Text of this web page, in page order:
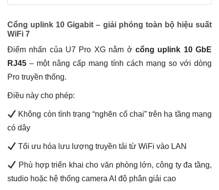
Cổng uplink 10 Gigabit – giải phóng toàn bộ hiệu suất
WiFi 7
Điểm nhấn của U7 Pro XG nằm ở cổng uplink 10 GbE
RJ45 – một nâng cấp mang tính cách mạng so với dòng
Pro truyền thống.
Điều này cho phép:
Không còn tình trạng “nghẽn cổ chai” trên hạ tầng mạng
có dây
Tối ưu hóa lưu lượng truyền tải từ WiFi vào LAN
Phù hợp triển khai cho văn phòng lớn, công ty đa tầng,
studio hoặc hệ thống camera AI độ phân giải cao